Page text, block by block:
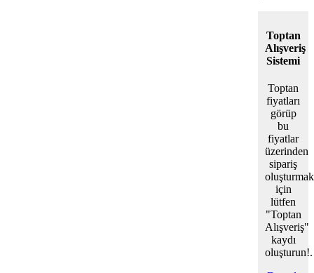
Toptan
Alışveriş
Sistemi
Toptan
fiyatları
görüp
bu
fiyatlar
üzerinden
sipariş
oluşturmak
için
lütfen
"Toptan
Alışveriş"
kaydı
oluşturun!.